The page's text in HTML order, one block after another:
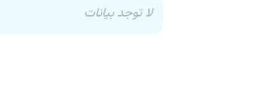
لا توجد بيانات